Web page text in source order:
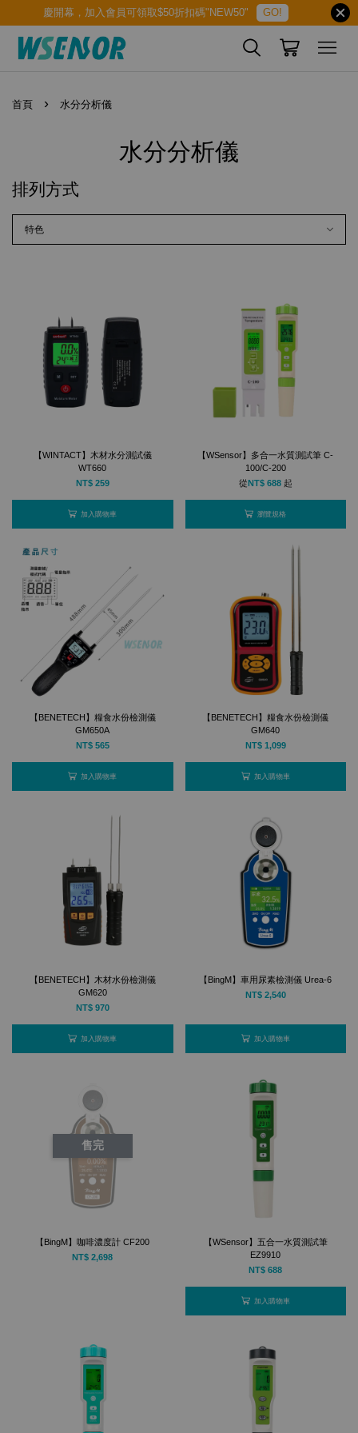
慶開幕，加入會員可領取$50折扣碼"NEW50" GO!
首頁 › 水分分析儀
水分分析儀
排列方式
【WINTACT】木材水分測試儀
WT660
NT$ 259
加入購物車
【WSensor】多合一水質測試筆 C-
100/C-200
從 NT$ 688 起
瀏覽規格
【BENETECH】糧食水份檢測儀
GM650A
NT$ 565
加入購物車
【BENETECH】糧食水份檢測儀
GM640
NT$ 1,099
加入購物車
【BENETECH】木材水份檢測儀
GM620
NT$ 970
加入購物車
【BingM】車用尿素檢測儀 Urea-6
NT$ 2,540
加入購物車
售完
【BingM】咖啡濃度計 CF200
NT$ 2,698
【WSensor】五合一水質測試筆
EZ9910
NT$ 688
加入購物車